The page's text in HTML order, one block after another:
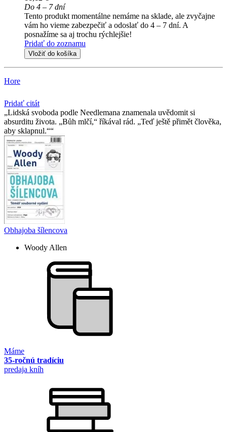
Do 4 – 7 dní
Tento produkt momentálne nemáme na sklade, ale zvyčajne
vám ho vieme zabezpečiť a odoslať do 4 – 7 dní. A
posnažíme sa aj trochu rýchlejšie!
Pridať do zoznamu
Vložiť do košíka
Hore
Pridať citát
Lidská svoboda podle Needlemana znamenala uvědomit si
absurditu života. „Bůh mlčí,“ říkával rád. „Teď ještě přimět člověka,
aby sklapnul.“
Obhajoba šílencova
Woody Allen
Máme
35-ročnú tradíciu
predaja kníh